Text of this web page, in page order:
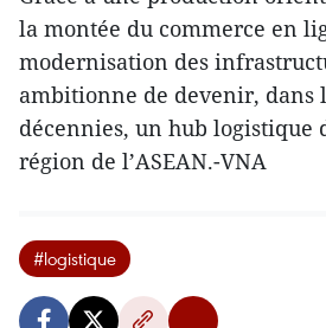
la montée du commerce en
modernisation des
ambitionne de devenir, dans
décennies, un hub logistique
région de l’ASEAN.-VNA
#logistique